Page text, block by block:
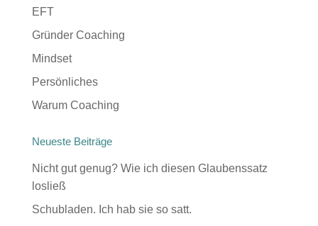
EFT
Gründer Coaching
Mindset
Persönliches
Warum Coaching
Neueste Beiträge
Nicht gut genug? Wie ich diesen Glaubenssatz
losließ
Schubladen. Ich hab sie so satt.